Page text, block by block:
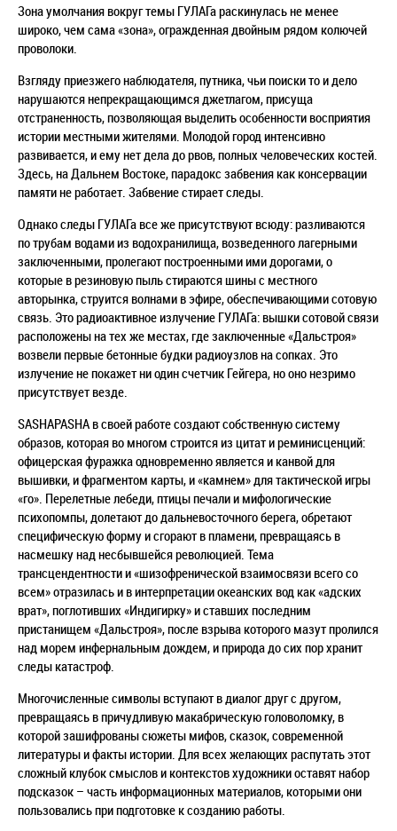
Зона умолчания вокруг темы ГУЛАГа раскинулась не менее
широко, чем сама «зона», огражденная двойным рядом колючей
проволоки.
Взгляду приезжего наблюдателя, путника, чьи поиски то и дело
нарушаются непрекращающимся джетлагом, присуща
отстраненность, позволяющая выделить особенности восприятия
истории местными жителями. Молодой город интенсивно
развивается, и ему нет дела до рвов, полных человеческих костей.
Здесь, на Дальнем Востоке, парадокс забвения как консервации
памяти не работает. Забвение стирает следы.
Однако следы ГУЛАГа все же присутствуют всюду: разливаются
по трубам водами из водохранилища, возведенного лагерными
заключенными, пролегают построенными ими дорогами, о
которые в резиновую пыль стираются шины с местного
авторынка, струится волнами в эфире, обеспечивающими сотовую
связь. Это радиоактивное излучение ГУЛАГа: вышки сотовой связи
расположены на тех же местах, где заключенные «Дальстроя»
возвели первые бетонные будки радиоузлов на сопках. Это
излучение не покажет ни один счетчик Гейгера, но оно незримо
присутствует везде.
SASHAPASHA в своей работе создают собственную систему
образов, которая во многом строится из цитат и реминисценций:
офицерская фуражка одновременно является и канвой для
вышивки, и фрагментом карты, и «камнем» для тактической игры
«го». Перелетные лебеди, птицы печали и мифологические
психопомпы, долетают до дальневосточного берега, обретают
специфическую форму и сгорают в пламени, превращаясь в
насмешку над несбывшейся революцией. Тема
трансцендентности и «шизофренической взаимосвязи всего со
всем» отразилась и в интерпретации океанских вод как «адских
врат», поглотивших «Индигирку» и ставших последним
пристанищем «Дальстроя», после взрыва которого мазут пролился
над морем инфернальным дождем, и природа до сих пор хранит
следы катастроф.
Многочисленные символы вступают в диалог друг с другом,
превращаясь в причудливую макабрическую головоломку, в
которой зашифрованы сюжеты мифов, сказок, современной
литературы и факты истории. Для всех желающих распутать этот
сложный клубок смыслов и контекстов художники оставят набор
подсказок – часть информационных материалов, которыми они
пользовались при подготовке к созданию работы.